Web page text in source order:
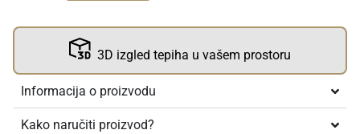
3D izgled tepiha u vašem prostoru
Informacija o proizvodu
Kako naručiti proizvod?